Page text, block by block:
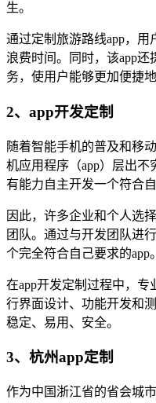
生。
通过定制旅游路线app，用
浪费时间。同时，该app
务，使用户能够更加便捷
2、app开发定制
随着智能手机的普及和移
机应用程序（app）层出
有能力自主开发一个符合
因此，许多企业和个人选
团队。通过与开发团队进
个完全符合自己要求的app。
在app开发定制过程中，
行界面设计、功能开发和
稳定、易用、安全。
3、杭州app定制
作为中国浙江省的省会城